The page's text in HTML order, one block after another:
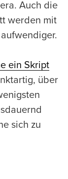
Auch die
werden mit
ein Skript
über
sich zu